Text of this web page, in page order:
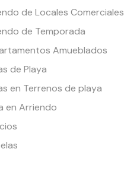
de Locales Comerciales
de Temporada
Amueblados
de Playa
en Terrenos de playa
en Arriendo